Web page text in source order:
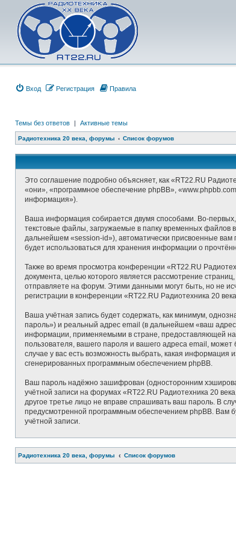
Вход Регистрация Правила
Темы без ответов | Активные темы
Радиотехника 20 века, форумы Список форумов
Это соглашение подробно объясняет, как «RT22.RU
«они», «программное обеспечение phpBB»,
информация»).
Ваша информация собирается двумя способами. Во-
текстовые файлы, загружаемые в папку временных файлов
дальнейшем «session-id»), автоматически присвоенные
будет использоваться для хранения информации о
Также во время просмотра конференции «RT22.RU
документа, целью которого является рассмотрение
отправляете на форум. Этими данными могут быть, но не
регистрации в конференции «RT22.RU Радиотехника 20
Ваша учётная запись будет содержать, как минимум,
пароль») и реальный адрес email (в дальнейшем «ваш
информации, применяемыми в стране, предоставляющей
пользователя, вашего пароля и вашего адреса email,
случае у вас есть возможность выбрать, какая информация
сгенерированных программным обеспечением phpBB.
Ваш пароль надёжно зашифрован (односторонним
учётной записи на форумах «RT22.RU Радиотехника 20
другое третье лицо не вправе спрашивать ваш пароль. В
предусмотренной программным обеспечением phpBB. Вам
учётной записи.
Радиотехника 20 века, форумы Список форумов